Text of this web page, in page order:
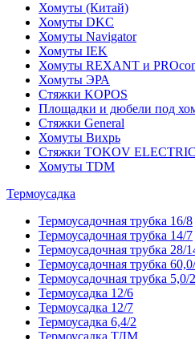
Хомуты (Китай)
Хомуты DKC
Хомуты Navigator
Хомуты IEK
Хомуты REXANT и
Хомуты ЭРА
Стяжки KOPOS
Площадки и дюбели под
Стяжки General
Хомуты Вихрь
Стяжки TOKOV ELECTRIC
Хомуты TDM
Термоусадка
Термоусадочная трубка 16/8
Термоусадочная трубка 14/7
Термоусадочная трубка 28/
Термоусадочная трубка
Термоусадочная трубка 5,0/
Термоусадка 12/6
Термоусадка 12/7
Термоусадка 6,4/2
Термоусадка ТДМ